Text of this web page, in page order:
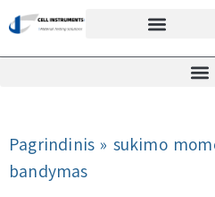
Pagrindinis » sukimo
bandymas